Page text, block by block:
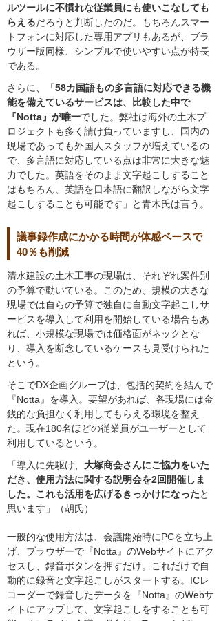
ルツールに不慣れな従業員にも使いこなしても
らえるだろうと判断したのだ。もちろんスマー
トフォンに対応した専用アプリもあるが、ブラ
ウザー版同様、シンプルで使いやすい点が特長
である。
さらに、「58カ国語もの多言語に対応できる機
能を備えているサービスは、比較した中で
『Notta』が唯一でした。弊社は海外の土木プ
ロジェクトも多く請け負っていますし、国内の
現場であっても外国人スタッフが増えているの
で、多言語に対応している点は非常に大きな魅
力でした。英語をそのまま文字起こしすること
はもちろん、英語を日本語に翻訳しながら文字
起こしすることも可能です」と青木氏は言う。
議事録作成にかかる時間が体感ベースで
40％も削減
清水建設の土木工事の現場は、それぞれ案件別
の予算で動いている。このため、規模の大きな
現場では自らの予算で独自に自動文字起こしサ
ービスを導入して利用を開始している場合もあ
れば、小規模な現場では価格面がネックとな
り、導入を断念しているケースも見受けられた
という。
そこでDX企画グループは、包括的契約を結んで
『Notta』を導入。要望があれば、各現場には金
銭的な負担なく利用してもらえる環境を整え
た。現在180名ほどの従業員がユーザーとして
利用しているという。
「導入に先駆け、 大塚商会さんにご協力をいた
だき、使用方法に関する説明会を2回開催しま
した。これも活用を広げるきっかけになったと
思います」（胡氏）
一般的な使用方法は、会議開始時にPCを立ち上
げ、ブラウザーで『Notta』のWebサイトにアク
セスし、録音ボタンを押すだけ。これだけで自
動的に録音と文字起こしがスタートする。ICレ
コーダーで録音したデータを『Notta』のWebサ
イトにアップして、文字起こしをすることも可